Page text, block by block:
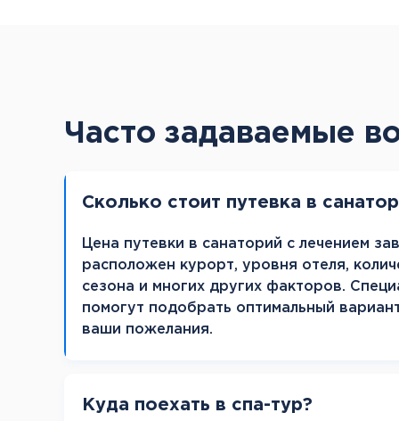
Часто задаваемые
Сколько стоит путевка в
Цена путевки в санаторий с лечением
расположен курорт, уровня отеля,
сезона и многих других факторов.
помогут подобрать оптимальный
ваши пожелания.
Куда поехать в спа-тур?